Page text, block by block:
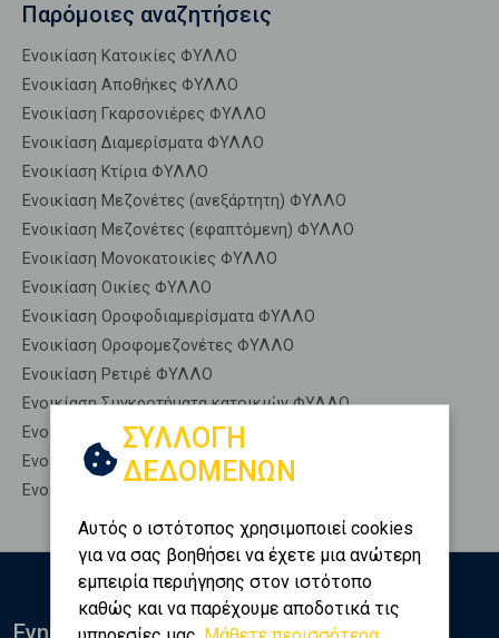
Παρόμοιες αναζητήσεις
Ενοικίαση Κατοικίες ΦΥΛΛΟ
Ενοικίαση Αποθήκες ΦΥΛΛΟ
Ενοικίαση Γκαρσονιέρες ΦΥΛΛΟ
Ενοικίαση Διαμερίσματα ΦΥΛΛΟ
Ενοικίαση Κτίρια ΦΥΛΛΟ
Ενοικίαση Μεζονέτες (ανεξάρτητη) ΦΥΛΛΟ
Ενοικίαση Μεζονέτες (εφαπτόμενη) ΦΥΛΛΟ
Ενοικίαση Μονοκατοικίες ΦΥΛΛΟ
Ενοικίαση Οικίες ΦΥΛΛΟ
Ενοικίαση Οροφοδιαμερίσματα ΦΥΛΛΟ
Ενοικίαση Οροφομεζονέτες ΦΥΛΛΟ
Ενοικίαση Ρετιρέ ΦΥΛΛΟ
Ενοικίαση Συγκροτήματα κατοικιών ΦΥΛΛΟ
Ενοικίαση Υπόγεια ΦΥΛΛΟ
Ενοικίαση Υπόσκαφα ΦΥΛΛΟ
Ενοικίαση Υπολ. υψουν ΦΥΛΛΟ
ΣΥΛΛΟΓΗ
ΔΕΔΟΜΕΝΩΝ
Αυτός ο ιστότοπος χρησιμοποιεί cookies
για να σας βοηθήσει να έχετε μια ανώτερη
εμπειρία περιήγησης στον ιστότοπο
καθώς και να παρέχουμε αποδοτικά τις
Ενημερωθείτε